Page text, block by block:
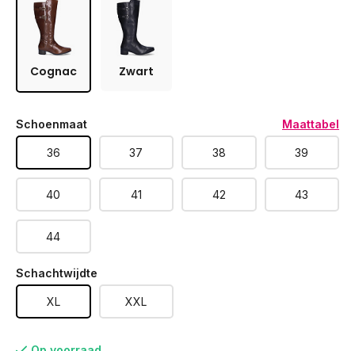
Cognac Zwart
Schoenmaat Maattabel
36 37 38 39
40 41 42 43
44
Schachtwijdte
XL XXL